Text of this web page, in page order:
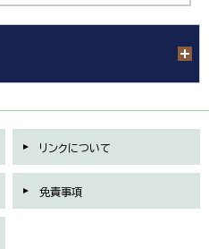
リンクについて
免責事項